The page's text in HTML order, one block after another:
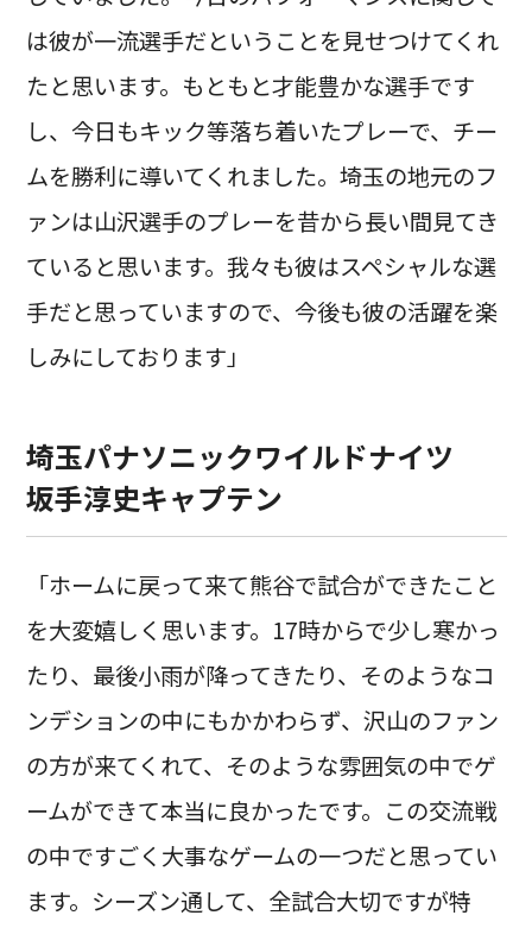
は彼が一流選手だということを見せつけてくれ
たと思います。もともと才能豊かな選手です
し、今日もキック等落ち着いたプレーで、チー
ムを勝利に導いてくれました。埼玉の地元のフ
ァンは山沢選手のプレーを昔から長い間見てき
ていると思います。我々も彼はスペシャルな選
手だと思っていますので、今後も彼の活躍を楽
しみにしております」
埼玉パナソニックワイルドナイツ
坂手淳史キャプテン
「ホームに戻って来て熊谷で試合ができたこと
を大変嬉しく思います。17時からで少し寒かっ
たり、最後小雨が降ってきたり、そのようなコ
ンデションの中にもかかわらず、沢山のファン
の方が来てくれて、そのような雰囲気の中でゲ
ームができて本当に良かったです。この交流戦
の中ですごく大事なゲームの一つだと思ってい
ます。シーズン通して、全試合大切ですが特